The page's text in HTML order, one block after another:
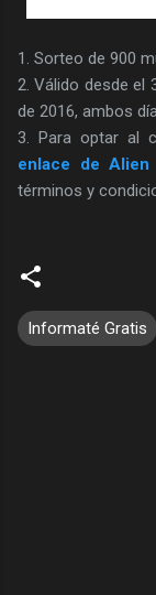
1. Sorteo de 900
2. Válido desde el
de 2016, ambos
3. Para optar al
enlace de Alien
términos y
Informaté Gratis